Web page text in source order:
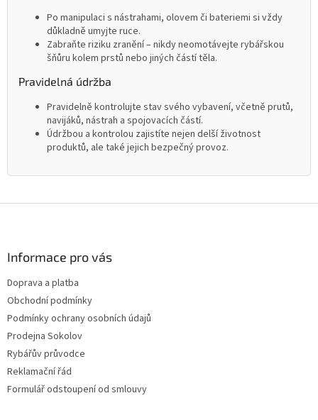
Po manipulaci s nástrahami, olovem či bateriemi si vždy
důkladně umyjte ruce.
Zabraňte riziku zranění – nikdy neomotávejte rybářskou
šňůru kolem prstů nebo jiných částí těla.
Pravidelná údržba
Pravidelně kontrolujte stav svého vybavení, včetně prutů,
navijáků, nástrah a spojovacích částí.
Údržbou a kontrolou zajistíte nejen delší životnost
produktů, ale také jejich bezpečný provoz.
Informace pro vás
Doprava a platba
Obchodní podmínky
Podmínky ochrany osobních údajů
Prodejna Sokolov
Rybářův průvodce
Reklamační řád
Formulář odstoupení od smlouvy